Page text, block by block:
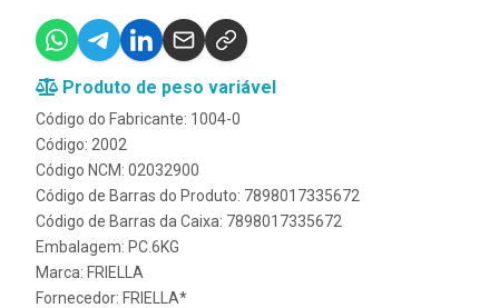
Produto de peso variável
Código do Fabricante: 1004-0
Código: 2002
Código NCM: 02032900
Código de Barras do Produto: 7898017335672
Código de Barras da Caixa: 7898017335672
Embalagem: PC.6KG
Marca: FRIELLA
Fornecedor: FRIELLA*